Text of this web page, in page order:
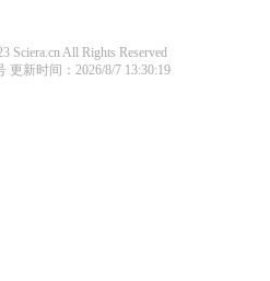
Sciera.cn All Rights Reserved
更新时间：2026/8/7 13:30:19